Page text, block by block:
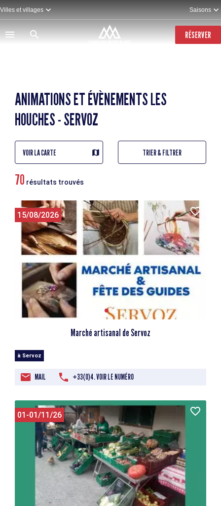
Aller
au
contenu
principal
Villes et villages Saisons
RÉSERVER
ANIMATIONS ET ÉVÈNEMENTS LES
HOUCHES - SERVOZ
VOIR LA CARTE TRIER & FILTRER
70 résultats trouvés
15/08/2026
Marché artisanal de Servoz
à Servoz
MAIL +33(0)4. VOIR LE NUMÉRO
01-01/11/26